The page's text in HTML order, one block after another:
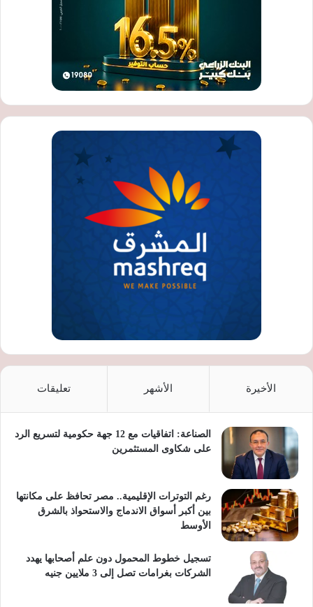
الأخيرة الأشهر تعليقات
الصناعة: اتفاقيات مع 12 جهة حكومية لتسريع الرد
على شكاوى المستثمرين
رغم التوترات الإقليمية.. مصر تحافظ على مكانتها
بين أكبر أسواق الاندماج والاستحواذ بالشرق
الأوسط
تسجيل خطوط المحمول دون علم أصحابها يهدد
الشركات بغرامات تصل إلى 3 ملايين جنيه